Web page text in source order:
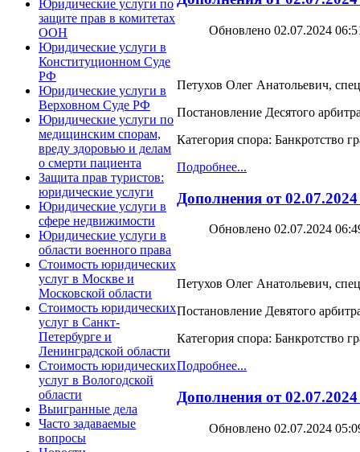
Юридические услуги по
защите прав в комитетах
ООН
Юридические услуги в
Конституционном Суде
РФ
Юридические услуги в
Верховном Суде РФ
Юридические услуги по
медицинским спорам,
вреду здоровью и делам
о смерти пациента
Защита прав туристов:
юридические услуги
Юридические услуги в
сфере недвижимости
Юридические услуги в
области военного права
Стоимость юридических
услуг в Москве и
Московской области
Стоимость юридических
услуг в Санкт-
Петербурге и
Ленинградской области
Стоимость юридических
услуг в Вологодской
области
Выигранные дела
Часто задаваемые
вопросы
Обновлено 02.07.2024
Петухов Олег Анатольевич,
Постановление Десятого
Категория спора: Банкротство
Подробнее...
Дополнения от
Обновлено 02.07.2024
Петухов Олег Анатольевич,
Постановление Девятого
Категория спора: Банкротство
Подробнее...
Дополнения от
Обновлено 02.07.2024